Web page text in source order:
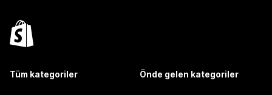
Tüm kategoriler Önde gelen kategoriler